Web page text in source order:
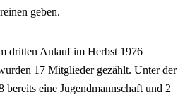
geben.
dritten Anlauf im Herbst 1976
17 Mitglieder gezählt. Unter der
eine Jugendmannschaft und 2